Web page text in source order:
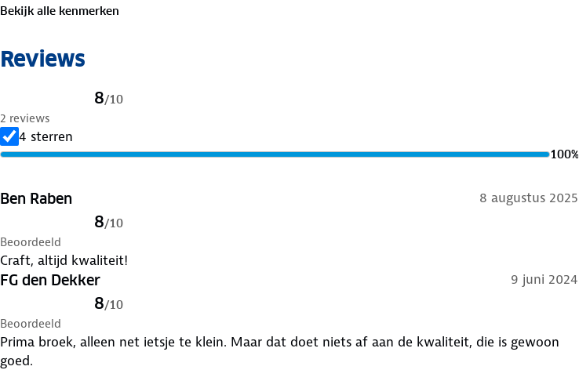
Bekijk alle kenmerken
Reviews
8/10
2 reviews
4 sterren
100%
Ben Raben 8 augustus 2025
8/10
Beoordeeld
Craft, altijd kwaliteit!
FG den Dekker 9 juni 2024
8/10
Beoordeeld
Prima broek, alleen net ietsje te klein. Maar dat doet niets af aan de kwaliteit, die is gewoon
goed.